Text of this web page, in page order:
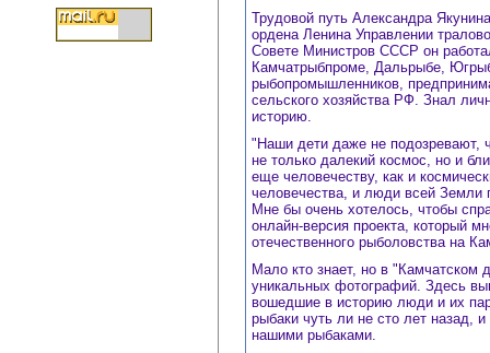
Трудовой путь Александра
ордена Ленина Управлении
Совете Министров СССР он
Камчатрыбпроме, Дальрыбе,
рыбопромышленников,
сельского хозяйства РФ. Знал
историю.
"Наши дети даже не подозревают,
не только далекий космос, но и
еще человечеству, как и
человечества, и люди всей Земли
Мне бы очень хотелось, чтобы
онлайн-версия проекта, который
отечественного рыболовства на
Мало кто знает, но в "Камчатском
уникальных фотографий. Здесь
вошедшие в историю люди и их
рыбаки чуть ли не сто лет назад,
нашими рыбаками.